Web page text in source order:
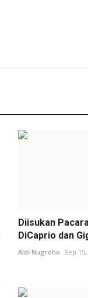
Diisukan
DiCaprio dan
Aldi Nugroho Sep